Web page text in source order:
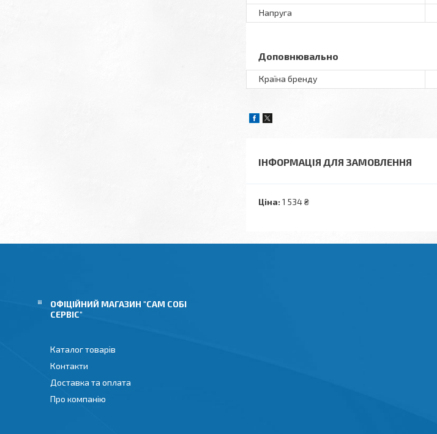
Напруга
Доповнювально
Країна бренду
ІНФОРМАЦІЯ ДЛЯ ЗАМОВЛЕННЯ
Ціна: 1 534 ₴
ОФІЦІЙНИЙ МАГАЗИН "САМ СОБІ
СЕРВІС"
Каталог товарів
Контакти
Доставка та оплата
Про компанію